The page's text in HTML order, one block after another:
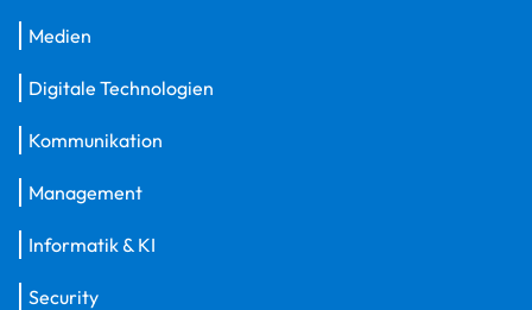
Medien
Digitale Technologien
Kommunikation
Management
Informatik & KI
Security